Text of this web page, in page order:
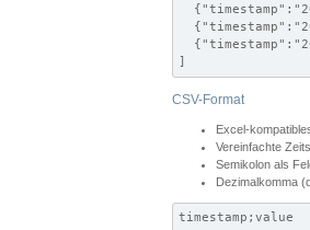
]
CSV-Format
Excel-
Vereinfachte
Semikolon als
Dezimalkomma
timestamp;value